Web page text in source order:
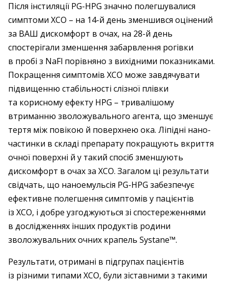
Після інстиляції PG-HPG значно полегшувалися
симптоми ХСО – на 14-й день зменшився оцінений
за ВАШ дискомфорт в очах, на 28-й день
спостерігали зменшення забарвлення рогівки
в пробі з NaFl порівняно з вихідними показниками.
Покращення симптомів ХСО може завдячувати
підвищенню стабільності слізної плівки
та корисному ефекту HPG – тривалішому
втриманню зволожувального агента, що зменшує
тертя між повікою й поверхнею ока. Ліпідні нано­
частинки в складі препарату покращують вкриття
очної поверхні й у такий спосіб зменшують
дискомфорт в очах за ХСО. Загалом ці результати
свідчать, що наноемульсія PG-HPG забезпечує
ефективне полегшення симптомів у пацієнтів
із ХСО, і добре узгоджуються зі спостереженнями
в дослідженнях інших продуктів родини
зволожувальних очних крапель Systane™.
Результати, отримані в підгрупах пацієнтів
із різними типами ХСО, були зіставними з такими